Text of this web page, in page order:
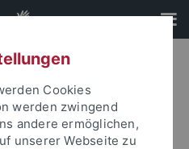
Cookies
werden zwingend
andere ermöglichen,
unserer Webseite zu